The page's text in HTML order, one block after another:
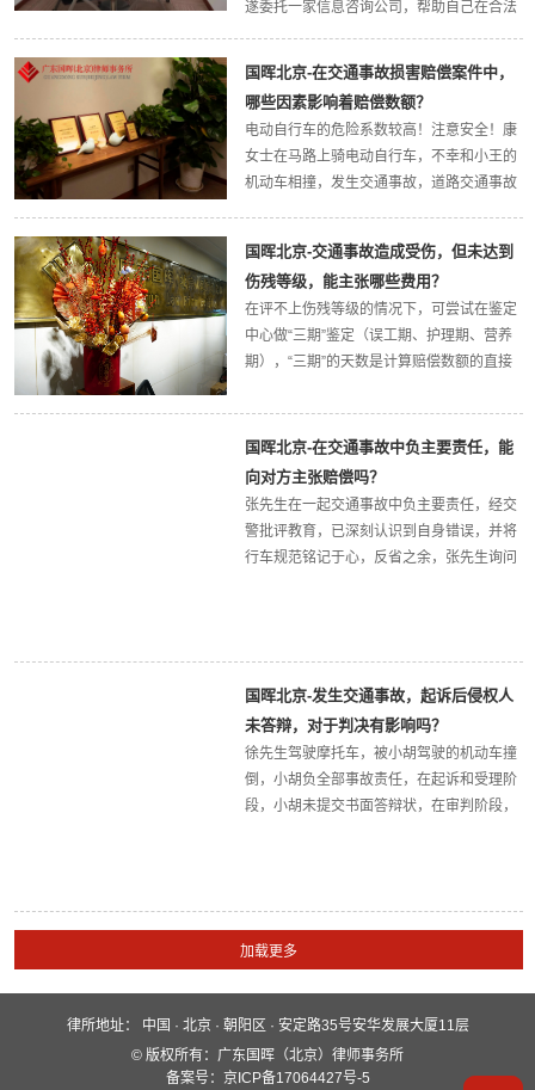
遂委托一家信息咨询公司，帮助自己在合法
贷款。很快小罗意识到佣金太高，欲解除，
又被赔偿金困住，左右为难之际，请到我所
沈旭律师和...
国晖北京-在交通事故损害赔偿案件中，
哪些因素影响着赔偿数额？
电动自行车的危险系数较高！注意安全！康
女士在马路上骑电动自行车，不幸和小王的
机动车相撞，发生交通事故，道路交通事故
日，请到我所王爱莲律师，为她主张各项合
理损失。案情简述...
国晖北京-交通事故造成受伤，但未达到
伤残等级，能主张哪些费用？
在评不上伤残等级的情况下，可尝试在鉴定
中心做“三期”鉴定（误工期、护理期、营养
期），“三期”的天数是计算赔偿数额的直接
幸中的幸运，说明伤情很轻，很快就能康复
了！冯先生遇到交通事故，对方全责，请到
我所王...
国晖北京-在交通事故中负主要责任，能
向对方主张赔偿吗？
张先生在一起交通事故中负主要责任，经交
警批评教育，已深刻认识到自身错误，并将
行车规范铭记于心，反省之余，张先生询问
向对方...
国晖北京-发生交通事故，起诉后侵权人
未答辩，对于判决有影响吗？
徐先生驾驶摩托车，被小胡驾驶的机动车撞
倒，小胡负全部事故责任，在起诉和受理阶
段，小胡未提交书面答辩状，在审判阶段，
张本次事故造...
律所地址： 中国 · 北京 · 朝阳区 · 安定路35号安华发展大厦11层
业务领域 国晖团队
© 版权所有：广东国晖（北京）律师事务所
备案号：京ICP备17064427号-5